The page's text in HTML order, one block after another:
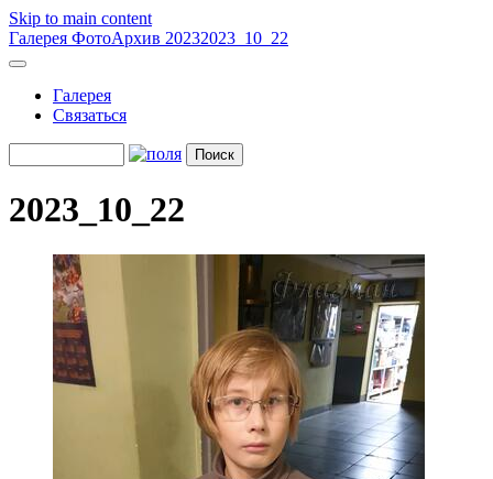
Skip to main content
Галерея ФотоАрхив 20232023_10_22
Галерея
Связаться
2023_10_22